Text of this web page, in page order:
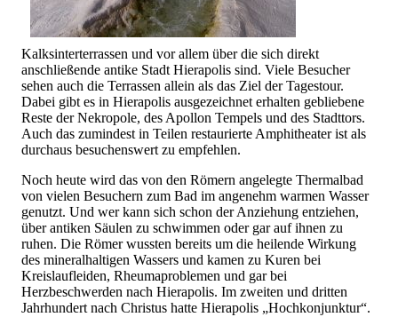
Kalksinterterrassen und vor allem über die sich direkt
anschließende antike Stadt Hierapolis sind. Viele Besucher
sehen auch die Terrassen allein als das Ziel der Tagestour.
Dabei gibt es in Hierapolis ausgezeichnet erhalten gebliebene
Reste der Nekropole, des Apollon Tempels und des Stadttors.
Auch das zumindest in Teilen restaurierte Amphitheater ist als
durchaus besuchenswert zu empfehlen.
Noch heute wird das von den Römern angelegte Thermalbad
von vielen Besuchern zum Bad im angenehm warmen Wasser
genutzt. Und wer kann sich schon der Anziehung entziehen,
über antiken Säulen zu schwimmen oder gar auf ihnen zu
ruhen. Die Römer wussten bereits um die heilende Wirkung
des mineralhaltigen Wassers und kamen zu Kuren bei
Kreislaufleiden, Rheumaproblemen und gar bei
Herzbeschwerden nach Hierapolis. Im zweiten und dritten
Jahrhundert nach Christus hatte Hierapolis „Hochkonjunktur“.